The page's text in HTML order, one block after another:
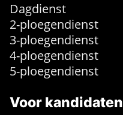
Dagdienst
2-ploegendienst
3-ploegendienst
4-ploegendienst
5-ploegendienst
Voor kandidaten